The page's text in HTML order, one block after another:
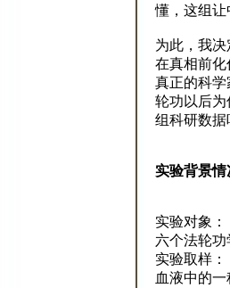
懂，这组
为此，我
在真相前
真正的科
轮功以后
组科研数
实验背景情
实验对象：
六个法轮
实验取样：
血液中的